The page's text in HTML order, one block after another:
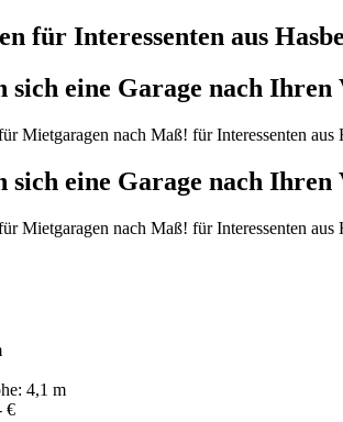
für Interessenten aus
sich eine Garage nach Ihren
Mietgaragen nach Maß! für Interessenten aus
sich eine Garage nach Ihren
Mietgaragen nach Maß! für Interessenten aus
4,1 m
€